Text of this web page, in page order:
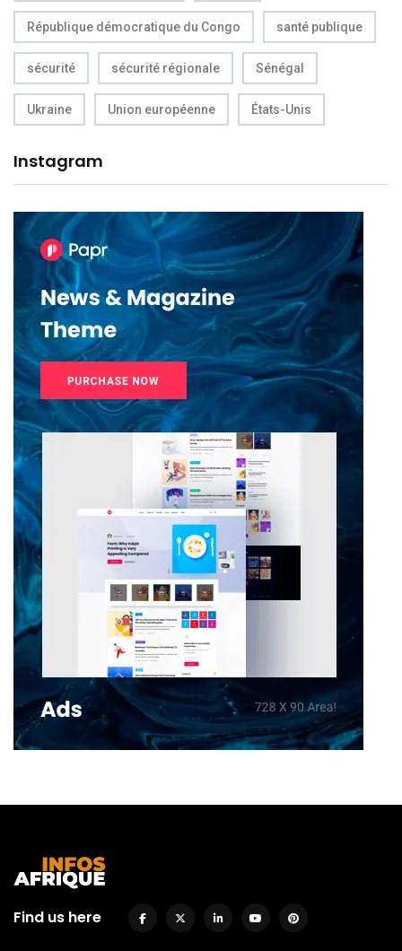
République démocratique du Congo santé publique
sécurité sécurité régionale Sénégal
Ukraine Union européenne États-Unis
Instagram
Find us here